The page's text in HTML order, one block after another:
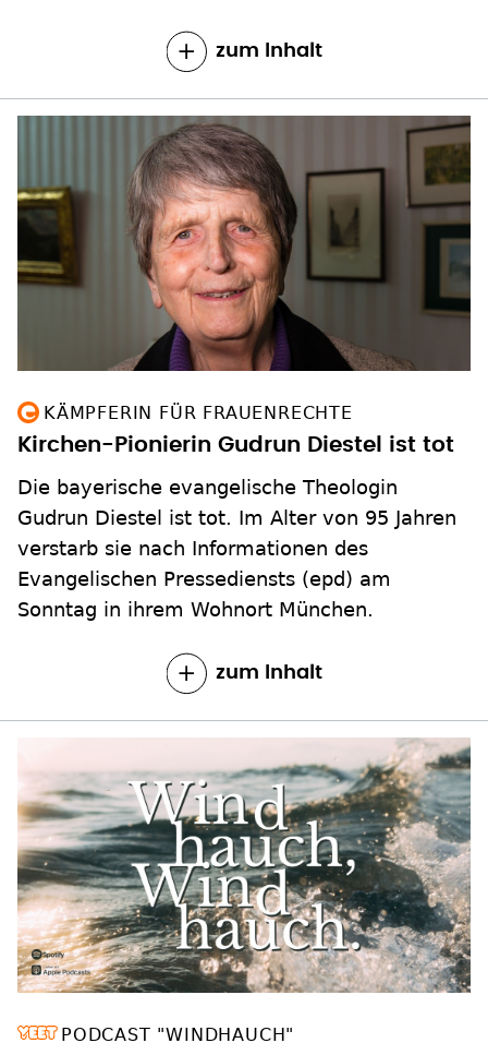
zum Inhalt
KÄMPFERIN FÜR FRAUENRECHTE
Kirchen-Pionierin Gudrun Diestel ist tot
Die bayerische evangelische Theologin
Gudrun Diestel ist tot. Im Alter von 95 Jahren
verstarb sie nach Informationen des
Evangelischen Pressediensts (epd) am
Sonntag in ihrem Wohnort München.
zum Inhalt
PODCAST "WINDHAUCH"